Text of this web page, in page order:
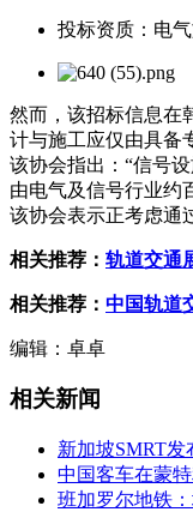
投标资质：电
然而，该招标信息在
计与施工应仅由具备
该协会指出：“信号
由电气及信号行业约
该协会表示正考虑通
相关推荐： 轨道交通
相关推荐： 中国轨道
编辑：卓卓
相关新闻
新加坡SMRT
中国客车在蒙
班加罗尔地铁